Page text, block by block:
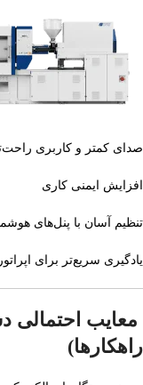
صدای کمتر و کاربری
افزایش ایمنی کاری
تنظیم آسان با پنل‌های
یادگیری سریع‌تر برای
معایب احتمالی
راهکارها)